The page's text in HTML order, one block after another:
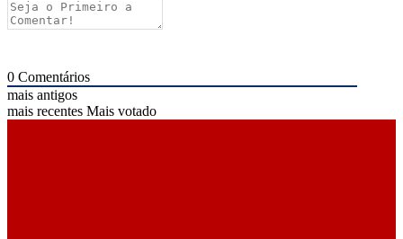
0 Comentários
mais antigos
mais recentes Mais votado